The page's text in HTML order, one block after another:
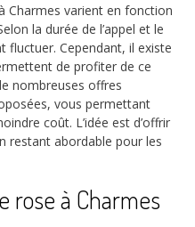
Charmes varient en fonction
la durée de l’appel et le
fluctuer. Cependant, il existe
de profiter de ce
nombreuses offres
vous permettant
coût. L’idée est d’offrir
restant abordable pour les
rose à Charmes